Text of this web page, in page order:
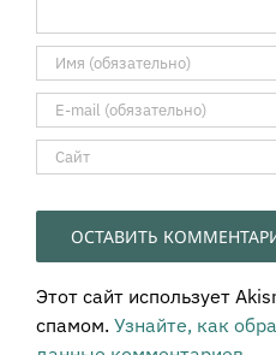
Этот сайт использует
спамом. Узнайте, как